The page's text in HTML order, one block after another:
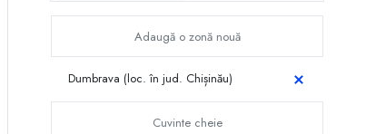
Dumbrava (loc. în jud. Chișinău)